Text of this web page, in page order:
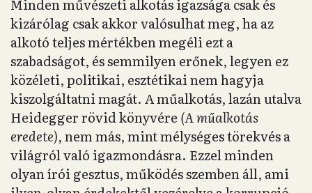
Minden művészeti alkotás igazsága csak és
kizárólag csak akkor valósulhat meg, ha az
alkotó teljes mértékben megéli ezt a
szabadságot, és semmilyen erőnek, legyen ez
közéleti, politikai, esztétikai nem hagyja
kiszolgáltatni magát. A műalkotás, lazán utalva
Heidegger rövid könyvére (A műalkotás
eredete),nem más, mint mélységes törekvés a
világról való igazmondásra. Ezzel minden
olyan írói gesztus, működés szemben áll, ami